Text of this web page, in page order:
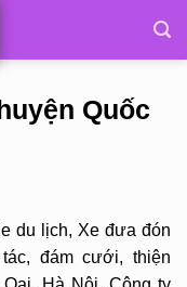
Quốc
du lịch, Xe đưa đón
đám cưới, thiện